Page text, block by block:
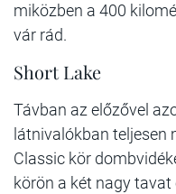
miközben a 400
vár rád.
Short Lake
Távban az előzővel
látnivalókban teljesen
Classic kör
körön a két nagy